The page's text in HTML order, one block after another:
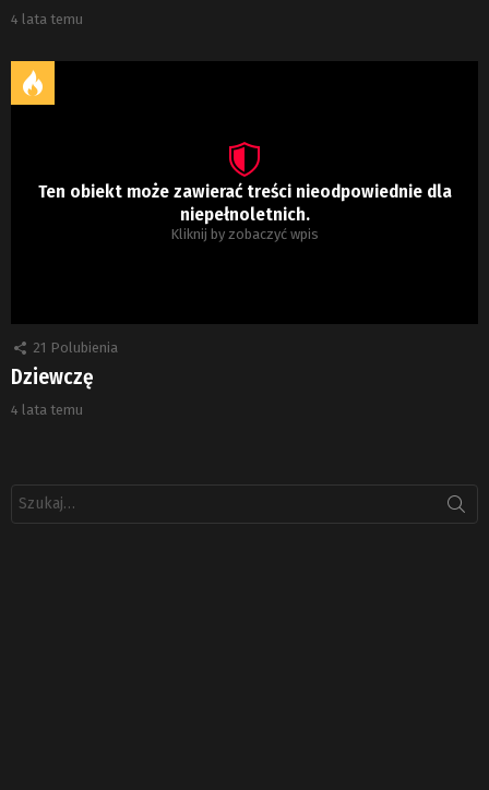
4 lata temu
Ten obiekt może zawierać treści nieodpowiednie dla
niepełnoletnich.
Kliknij by zobaczyć wpis
21 Polubienia
Dziewczę
4 lata temu